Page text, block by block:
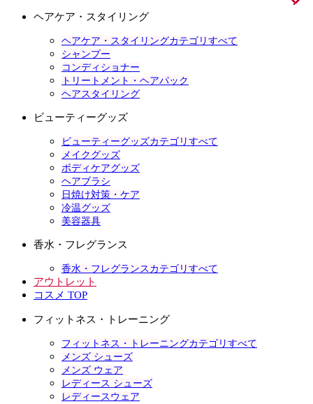
ヘアケア・スタイリング
ヘアケア・スタイリングカテゴリすべて
シャンプー
コンディショナー
トリートメント・ヘアパック
ヘアスタイリング
ビューティーグッズ
ビューティーグッズカテゴリすべて
メイクグッズ
ボディケアグッズ
ヘアブラシ
日焼け対策・ケア
冷温グッズ
美容器具
香水・フレグランス
香水・フレグランスカテゴリすべて
アウトレット
コスメ TOP
フィットネス・トレーニング
フィットネス・トレーニングカテゴリすべて
メンズ シューズ
メンズ ウェア
レディース シューズ
レディースウェア